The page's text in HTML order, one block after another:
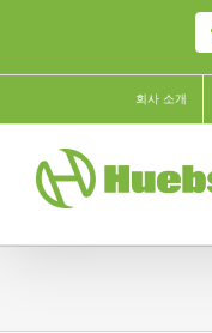
content
회사 소개